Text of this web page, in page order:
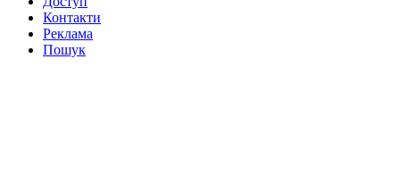
Контакти
Реклама
Пошук